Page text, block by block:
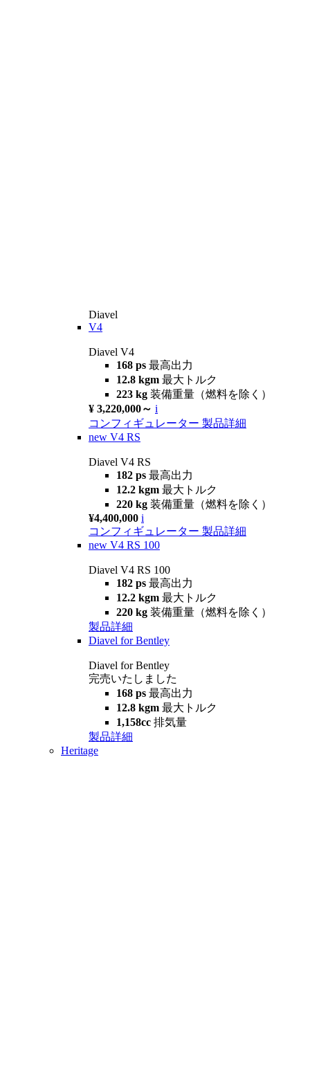
Diavel
V4
Diavel V4
168 ps 最高出力
12.8 kgm 最大トルク
223 kg 装備重量（燃料を除く）
¥ 3,220,000～ i
コンフィギュレーター 製品詳細
new V4 RS
Diavel V4 RS
182 ps 最高出力
12.2 kgm 最大トルク
220 kg 装備重量（燃料を除く）
¥4,400,000 i
コンフィギュレーター 製品詳細
new V4 RS 100
Diavel V4 RS 100
182 ps 最高出力
12.2 kgm 最大トルク
220 kg 装備重量（燃料を除く）
製品詳細
Diavel for Bentley
Diavel for Bentley
完売いたしました
168 ps 最高出力
12.8 kgm 最大トルク
1,158cc 排気量
製品詳細
Heritage